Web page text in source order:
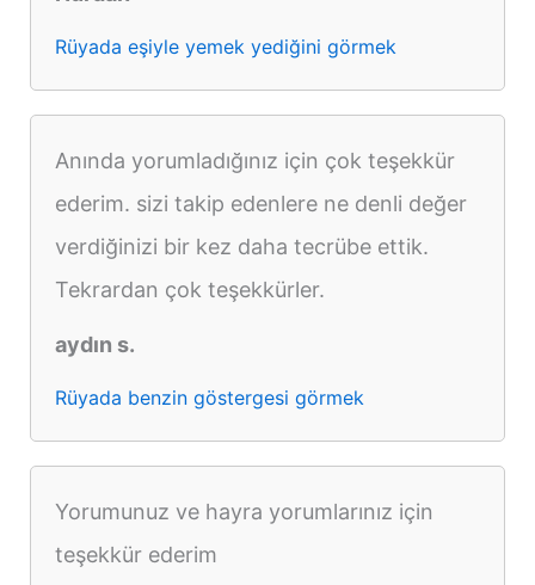
Rüyada eşiyle yemek yediğini görmek
Anında yorumladığınız için çok teşekkür
ederim. sizi takip edenlere ne denli değer
verdiğinizi bir kez daha tecrübe ettik.
Tekrardan çok teşekkürler.
aydın s.
Rüyada benzin göstergesi görmek
Yorumunuz ve hayra yorumlarınız için
teşekkür ederim